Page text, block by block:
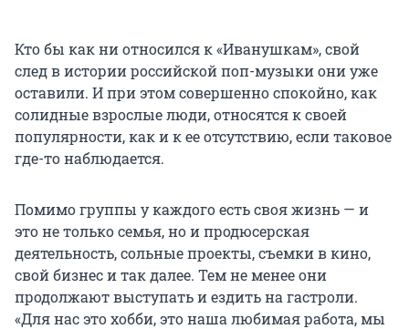
Кто бы как ни относился к «Иванушкам», свой
след в истории российской поп-музыки они уже
оставили. И при этом совершенно спокойно, как
солидные взрослые люди, относятся к своей
популярности, как и к ее отсутствию, если таковое
где-то наблюдается.
Помимо группы у каждого есть своя жизнь — и
это не только семья, но и продюсерская
деятельность, сольные проекты, съемки в кино,
свой бизнес и так далее. Тем не менее они
продолжают выступать и ездить на гастроли.
«Для нас это хобби, это наша любимая работа, мы